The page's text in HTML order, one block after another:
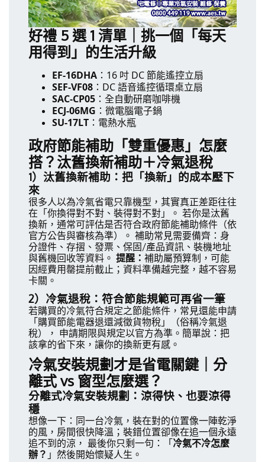
好禮 5 選 1 清單｜挑一個「每天
用得到」的生活升級
EF-16DHA ：16 吋 DC 節能遙控立扇
SEF-VF08 ：DC 語音遙控循環桌立扇
SAC-CP05 ：全自動研磨咖啡機
ECJ-06MG ：微電腦電子鍋
SU-17LT ：電熱水瓶
政府節能補助「雙重優惠」怎麼
搭？汰舊換新補助＋冷氣退稅
1）汰舊換新補助：把「換新」的成本壓下
來
很多人以為冷氣省電只靠機型，其實真正差距往往
在「你換得對不對、裝得對不對」。 若你是汰舊
換新，通常可評估是否符合政府節能補助條件（依
官方公告與審核為準）。 補助常見需要備齊：身
分證件、存摺、發票、保固/產品資訊、裝機地址
與舊機回收等資料。 提醒： 補助屬預算制，可能
因經費用罄提前截止；資料準備越完整，越不容易
卡關。
2）冷氣退稅：符合節能規範可再省一筆
若購買的冷氣符合規定之節能條件，常見還能申請
「購買節能電器退還減徵貨物稅」（俗稱冷氣退
稅）， 申請期限與規定以官方為準。簡單說：把
該拿的省下來，讓你的換新更有感。
冷氣安裝規劃才是省電關鍵｜分
離式 vs 窗型怎麼選？
分離式冷氣安裝規劃：涼得快、也要涼得
穩
想像一下：同一台冷氣，裝在對的位置像一陣乾淨
的風，房間很快降溫；裝錯位置卻像在追一個永遠
追不到的涼， 最後你只剩一句：「冷氣不冷怎麼
辦？ 」然後開始懷疑人生。